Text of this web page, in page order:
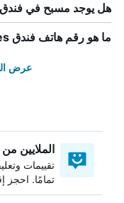
هل يوجد مسبح في فندق The Gleneagles؟
ما هو رقم هاتف فندق The Gleneagles؟
عرض
الملايين
تقييمات
تمامًا. احجز